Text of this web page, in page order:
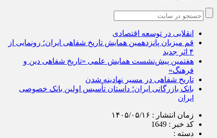
انقلابی در توسعه اقتصادی
قم میزبان پانزدهمین همایش تاریخ شفاهی ایران؛ رونمایی از
۴ اثر جدید
هفتمین پیش‌نشست همایش علمی «تاریخ شفاهی دین و
فرهنگ»
تاریخ شفاهی در مسیر نهادینه شدن
بانک بازرگانی ایران؛ داستان تأسیس اولین بانک خصوصی
ایران
زمان انتشار : ۱۴۰۵/۰۵/۱۶
کد خبر : 1649
دسته :